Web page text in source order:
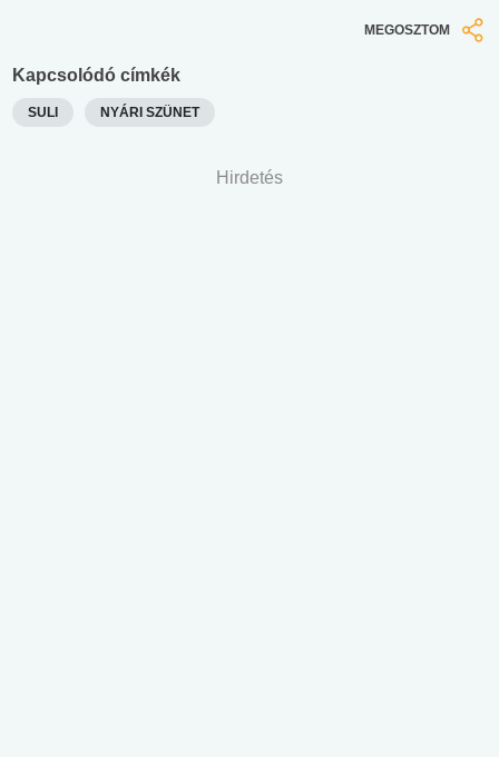
MEGOSZTOM
Kapcsolódó címkék
SULI NYÁRI SZÜNET
Hirdetés